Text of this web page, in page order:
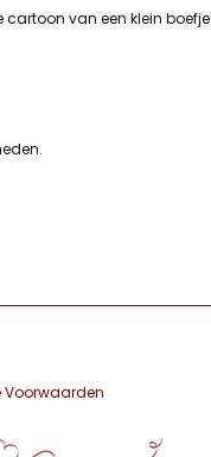
van een klein boefje
Voorwaarden